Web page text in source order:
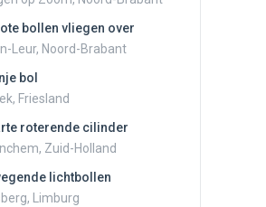
bollen vliegen over
Leur, Noord-Brabant
bol
Friesland
roterende cilinder
Zuid-Holland
lichtbollen
Limburg